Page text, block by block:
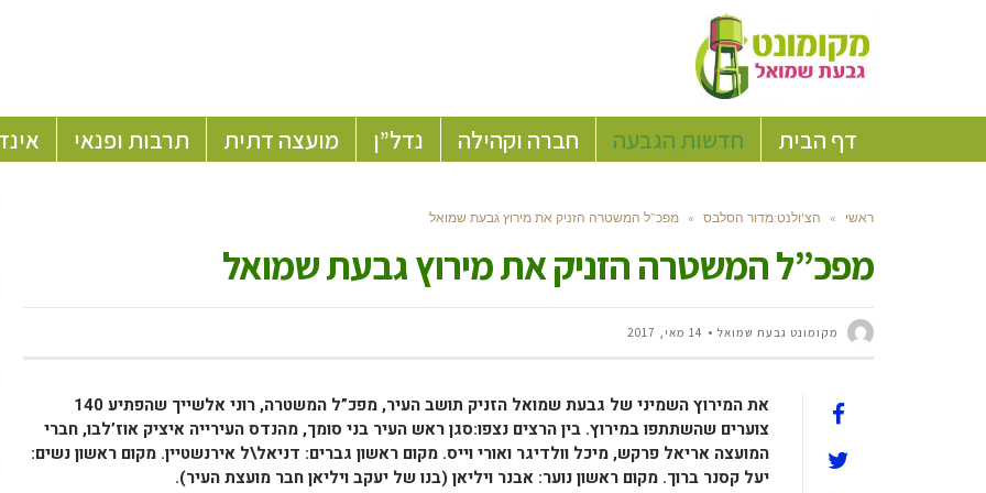
דף הבית חדשות הגבעה חברה וקהילה נדל”ן מועצה דתית תרבות ופנאי
ראשי » הצ'ולנט:מדור הסלבס » מפכ”ל המשטרה הזניק את מירוץ גבעת שמואל
מפכ”ל המשטרה הזניק את מירוץ גבעת שמואל
מקומונט גבעת שמואל 14 מאי, 2017
את המירוץ השמיני של גבעת שמואל הזניק תושב העיר, מפכ”ל המשטרה, רוני אלשייך שהפתיע 140
צוערים שהשתתפו במירוץ. בין הרצים נצפו:סגן ראש העיר בני סומך, מהנדס העירייה איציק אוז’לבו, חברי
המועצה אריאל פרקש, מיכל וולדיגר ואורי וייס. מקום ראשון גברים: דניאל\ל אירנשטיין. מקום ראשון נשים:
יעל קסנר ברוך. מקום ראשון נוער: אבנר ויליאן (בנו של יעקב ויליאן חבר מועצת העיר).